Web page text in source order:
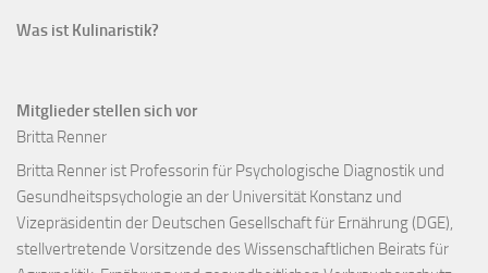
Was ist Kulinaristik?
Mitglieder stellen sich vor
Britta Renner
Britta Renner ist Professorin für Psychologische Diagnostik und
Gesundheitspsychologie an der Universität Konstanz und
Vizepräsidentin der Deutschen Gesellschaft für Ernährung (DGE),
stellvertretende Vorsitzende des Wissenschaftlichen Beirats für